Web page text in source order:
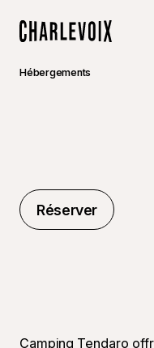
Hébergements
Réserver
Réserver
Camping Tendaro